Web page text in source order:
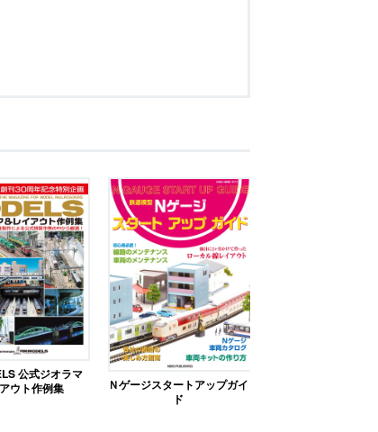
公式ジオラマ
ウト作例集
Ｎゲージスタートアップガイ
ド